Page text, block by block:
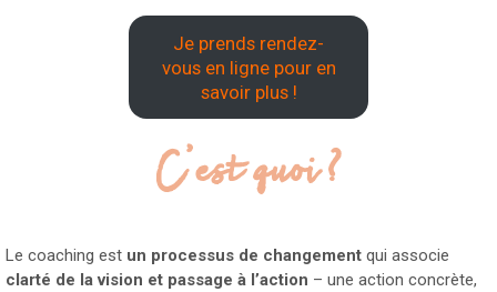
Je prends rendez-
vous en ligne pour en
savoir plus !
C’est quoi ?
Le coaching est un processus de changement qui associe
clarté de la vision et passage à l’action – une action concrète,